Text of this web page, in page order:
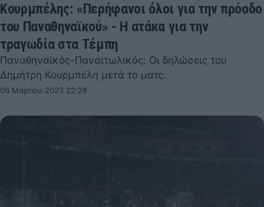
Κουρμπέλης: «Περήφανοι όλοι για την πρόοδο
του Παναθηναϊκού» - Η ατάκα για την
τραγωδία στα Τέμπη
Παναθηναϊκός-Παναιτωλικός: Οι δηλώσεις του
Δημήτρη Κουρμπέλη μετά το ματς.
06 Μαρτίου 2023 22:28